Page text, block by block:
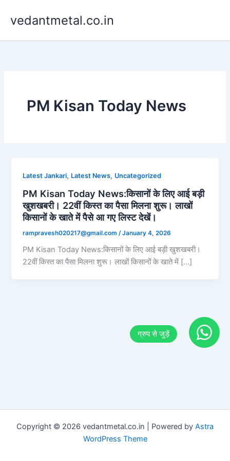
vedantmetal.co.in
PM Kisan Today News
Latest Jankari, Latest News, Uncategorized
PM Kisan Today News:किसानों के लिए आई बड़ी
खुशखबरी। 22वीं किस्त का पैसा मिलना शुरू। लाखों
किसानों के खाते में पैसे आ गए लिस्ट देखें।
rampravesh020217@gmail.com /January 4, 2026
PM Kisan Today News:किसानों के लिए आई बड़ी खुशखबरी।
22वीं किस्त का पैसा मिलना शुरू। लाखों किसानों के खाते में […]
Copyright © 2026 vedantmetal.co.in | Powered by Astra
WordPress Theme